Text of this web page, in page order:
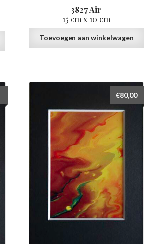
3827 Air
15 cm x 10 cm
Toevoegen aan winkelwagen
€80,00